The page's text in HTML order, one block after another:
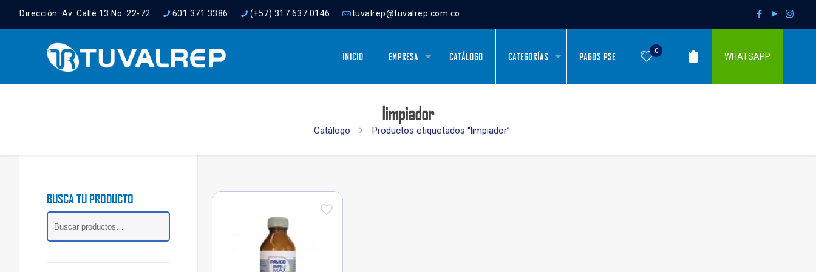
Dirección: Av. Calle 13 No. 22-72 601 371 3386 (+57) 317 637 0146 tuvalrep@tuvalrep.com.co
INICIO EMPRESA CATÁLOGO CATEGORÍAS PAGOS PSE
0
WHATSAPP
limpiador
Catálogo Productos etiquetados “limpiador”
BUSCA TU PRODUCTO